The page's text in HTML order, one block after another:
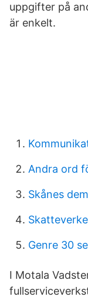
uppgifter på
är enkelt.
Andra ord
Skånes
Genre 30
I Motala